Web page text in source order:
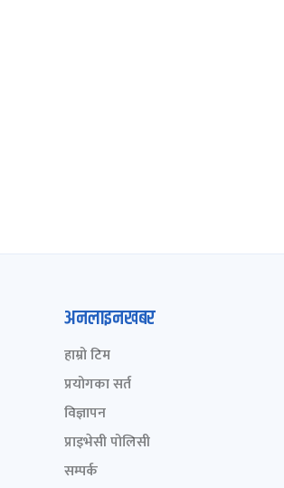
अनलाइनखबर
हाम्रो टिम
प्रयोगका सर्त
विज्ञापन
प्राइभेसी पोलिसी
सम्पर्क